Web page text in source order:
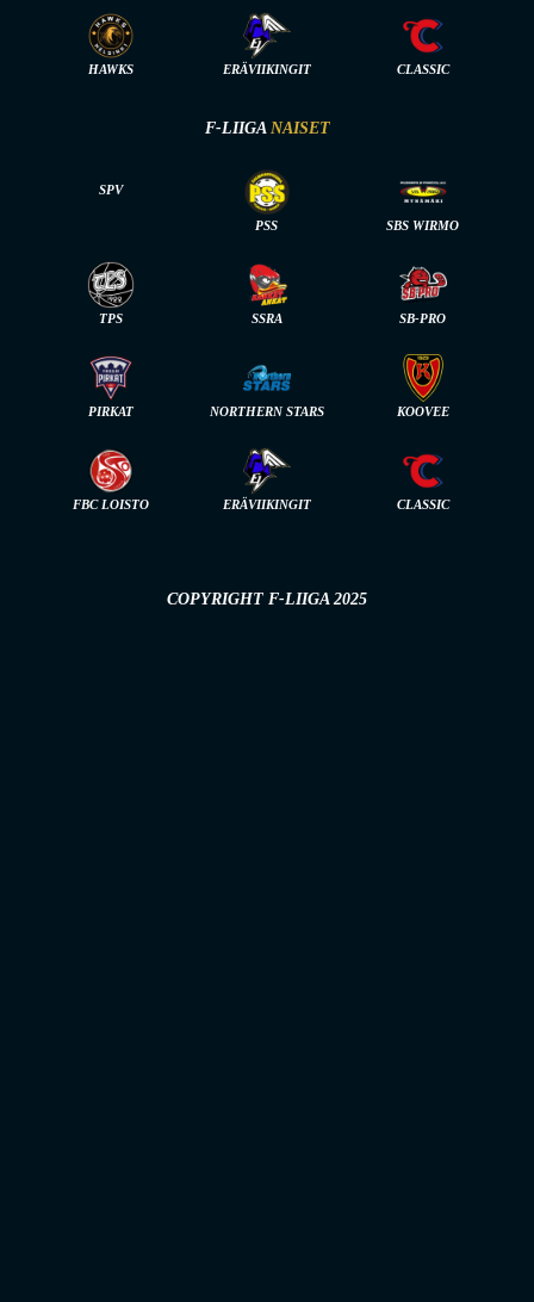
HAWKS ERÄVIIKINGIT CLASSIC
F-LIIGA NAISET
SPV
PSS SBS WIRMO
TPS SSRA SB-PRO
PIRKAT NORTHERN STARS KOOVEE
FBC LOISTO ERÄVIIKINGIT CLASSIC
COPYRIGHT F-LIIGA 2025